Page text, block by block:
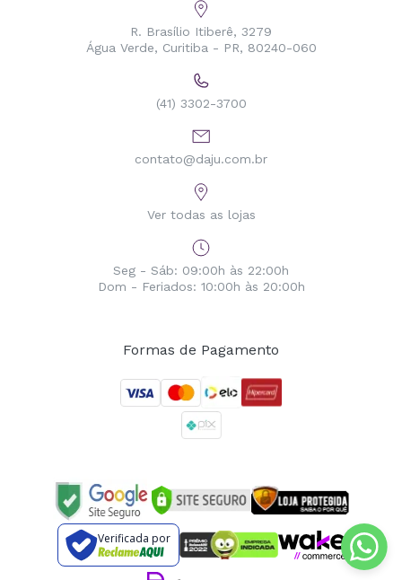
R. Brasílio Itiberê, 3279
Água Verde, Curitiba - PR, 80240-060
(41) 3302-3700
contato@daju.com.br
Ver todas as lojas
Seg - Sáb: 09:00h às 22:00h
Dom - Feriados: 10:00h às 20:00h
Formas de Pagamento
Verificada por